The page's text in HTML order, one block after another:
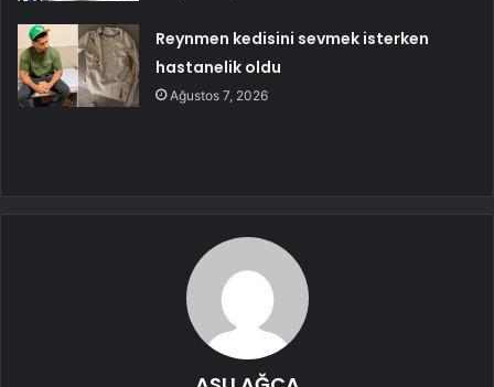
Reynmen kedisini sevmek isterken
hastanelik oldu
Ağustos 7, 2026